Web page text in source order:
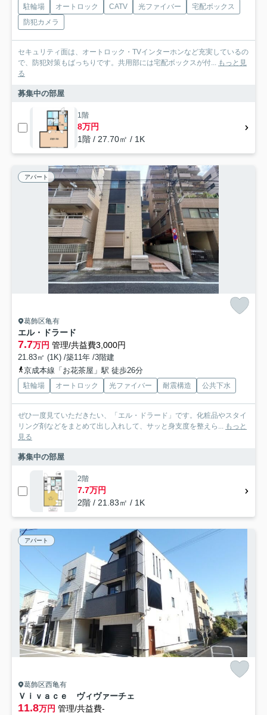
駐輪場 オートロック CATV 光ファイバー
宅配ボックス
防犯カメラ
セキュリティ面は、オートロック・TVインターホンなど充実しているの
で、防犯対策もばっちりです。共用部には宅配ボックスが付... もっと見
る
募集中の部屋
1階
8万円
1階 / 27.70㎡ / 1K
アパート
葛飾区亀有
エル・ドラード
7.7万円 管理/共益費3,000円
21.83㎡ (1K) /築11年 /3階建
京成本線「お花茶屋」駅 徒歩26分
駐輪場 オートロック 光ファイバー 耐震構造 公共下水
ぜひ一度見ていただきたい、「エル・ドラード」です。化粧品やスタイ
リング剤などをまとめて出し入れして、サッと身支度を整えら... もっと
見る
募集中の部屋
2階
7.7万円
2階 / 21.83㎡ / 1K
アパート
葛飾区西亀有
Ｖｉｖａｃｅ ヴィヴァーチェ
11.8万円 管理/共益費-